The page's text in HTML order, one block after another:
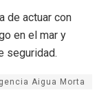
de actuar con
en el mar y
seguridad.
Aigua Morta